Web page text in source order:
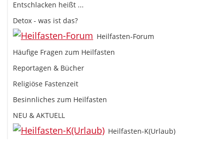
Entschlacken heißt ...
Detox - was ist das?
Heilfasten-Forum
Häufige Fragen zum Heilfasten
Reportagen & Bücher
Religiöse Fastenzeit
Besinnliches zum Heilfasten
NEU & AKTUELL
Heilfasten-K(Urlaub)